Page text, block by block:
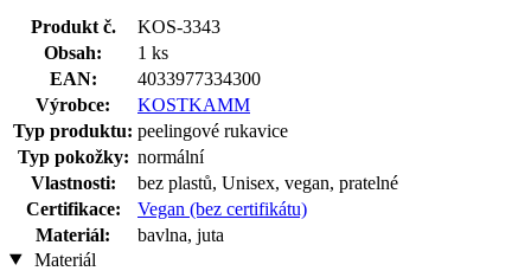
Produkt č.
KOS-3343
Obsah:
1 ks
EAN:
4033977334300
Výrobce:
KOSTKAMM
Typ produktu: peelingové rukavice
Typ pokožky: normální
Vlastnosti:
bez plastů, Unisex, vegan, pratelné
Certifikace:
Vegan (bez certifikátu)
Materiál:
bavlna, juta
Materiál